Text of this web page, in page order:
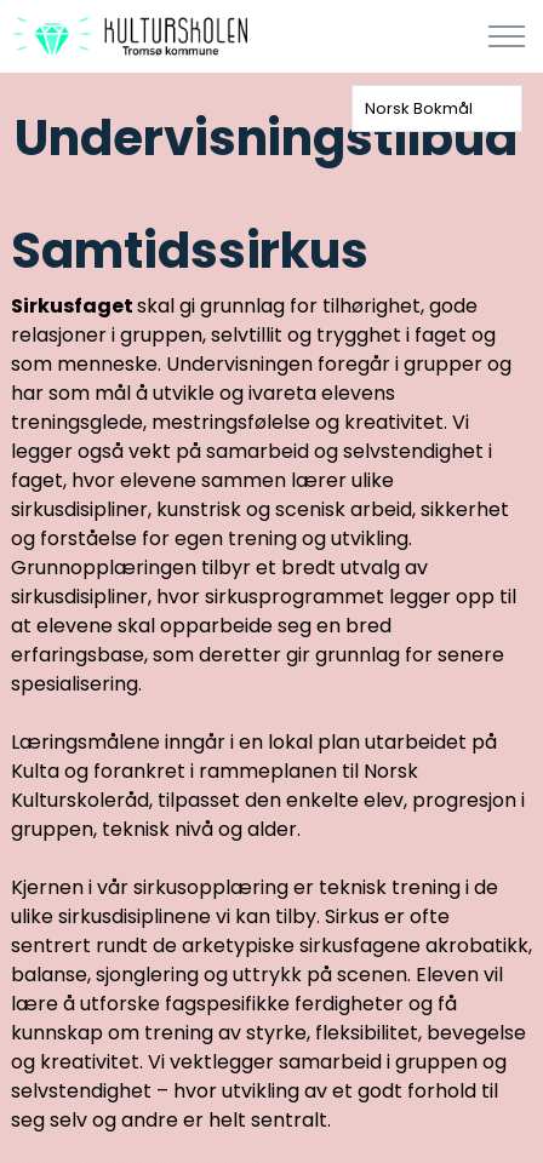
Undervisningstilbud
Samtidssirkus
Sirkusfagetskal gi grunnlag for tilhørighet, gode
relasjoner i gruppen, selvtillit og trygghet i faget og
som menneske. Undervisningen foregår i grupper og
har som mål å utvikle og ivareta elevens
treningsglede, mestringsfølelse og kreativitet. Vi
legger også vekt på samarbeid og selvstendighet i
faget, hvor elevene sammen lærer ulike
sirkusdisipliner, kunstrisk og scenisk arbeid, sikkerhet
og forståelse for egen trening og utvikling.
Grunnopplæringen tilbyr et bredt utvalg av
sirkusdisipliner, hvor sirkusprogrammet legger opp til
at elevene skal opparbeide seg en bred
erfaringsbase, som deretter gir grunnlag for senere
spesialisering.
Læringsmålene inngår i en lokal plan utarbeidet på
Kulta og forankret i rammeplanen til Norsk
Kulturskoleråd, tilpasset den enkelte elev, progresjon i
gruppen, teknisk nivå og alder.
Kjernen i vår sirkusopplæring er teknisk trening i de
ulike sirkusdisiplinene vi kan tilby. Sirkus er ofte
sentrert rundt de arketypiske sirkusfagene akrobatikk,
balanse, sjonglering og uttrykk på scenen. Eleven vil
lære å utforske fagspesifikke ferdigheter og få
kunnskap om trening av styrke, fleksibilitet, bevegelse
og kreativitet. Vi vektlegger samarbeid i gruppen og
selvstendighet – hvor utvikling av et godt forhold til
seg selv og andre er helt sentralt.
Norsk Bokmål